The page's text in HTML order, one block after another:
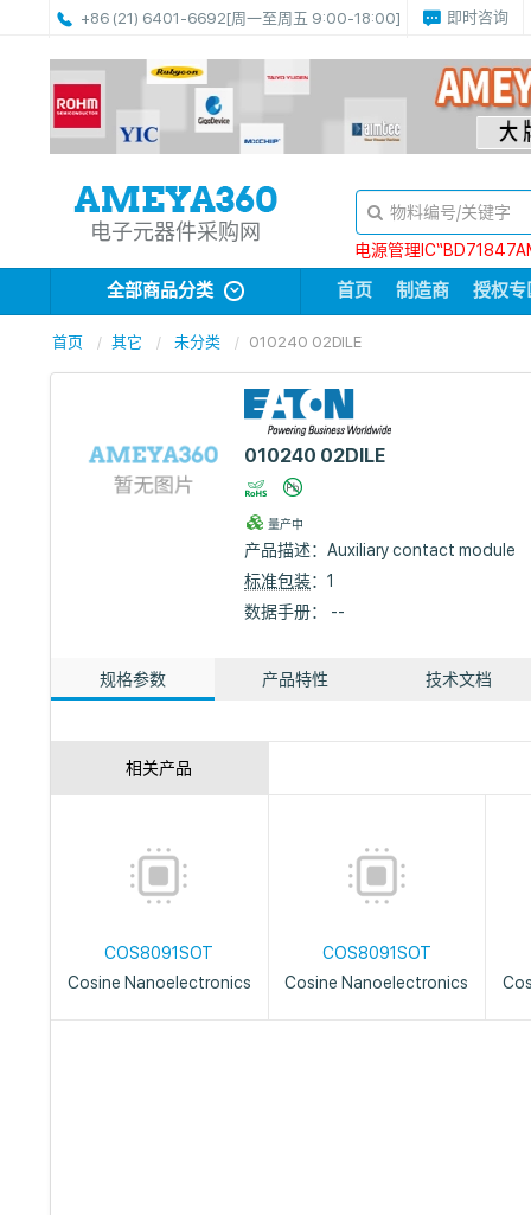
+86 (21) 6401-6692[周一至周五 9:00-18:00] 即时咨询
电子元器件采购网
电源管理
全部商品分类 首页 制造商 授权专
首页 其它 未分类 010240 02DILE
010240 02DILE
量产中
产品描述：Auxiliary contact module
标准包装：1
数据手册： --
规格参数 产品特性 技术文档
相关产品
COS8091SOT
Cosine Nanoelectronics
COS8091SOT
Cosine Nanoelectronics